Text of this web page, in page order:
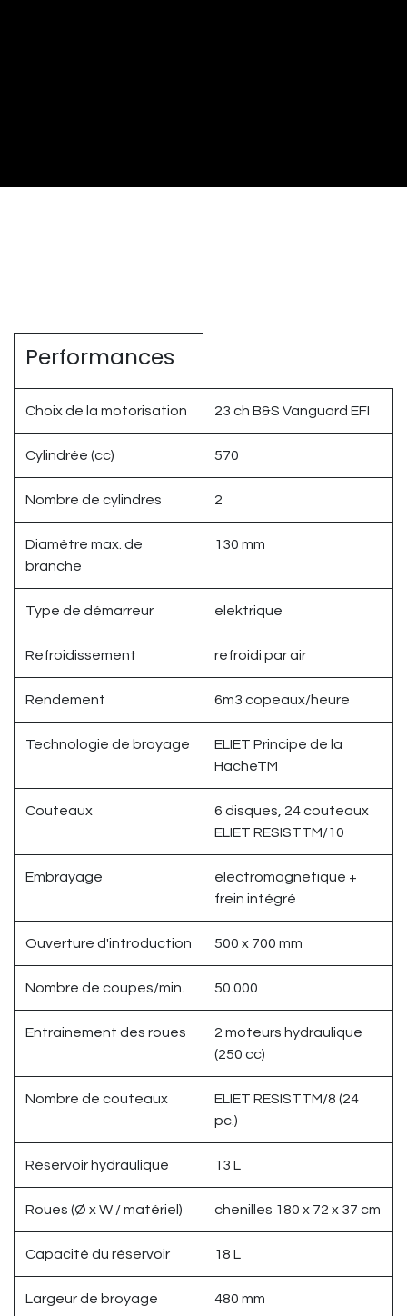
Performances
Choix de la motorisation 23 ch B&S Vanguard EFI
Cylindrée (cc) 570
Nombre de cylindres 2
Diamètre max. de
branche
130 mm
Type de démarreur elektrique
Refroidissement refroidi par air
Rendement 6m3 copeaux/heure
Technologie de broyage
ELIET Principe de la
HacheTM
Couteaux
6 disques, 24 couteaux
ELIET RESISTTM/10
Embrayage
electromagnetique +
frein intégré
Ouverture d'introduction 500 x 700 mm
Nombre de coupes/min. 50.000
Entrainement des roues
2 moteurs hydraulique
(250 cc)
Nombre de couteaux
ELIET RESISTTM/8 (24
pc.)
Réservoir hydraulique 13 L
Roues (Ø x W / matériel) chenilles 180 x 72 x 37 cm
Capacité du réservoir 18 L
Largeur de broyage 480 mm